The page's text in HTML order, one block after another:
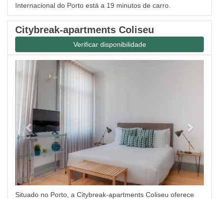
Internacional do Porto está a 19 minutos de carro.
Citybreak-apartments Coliseu
Verificar disponibilidade
Previous
Situado no Porto, a Citybreak-apartments Coliseu oferece